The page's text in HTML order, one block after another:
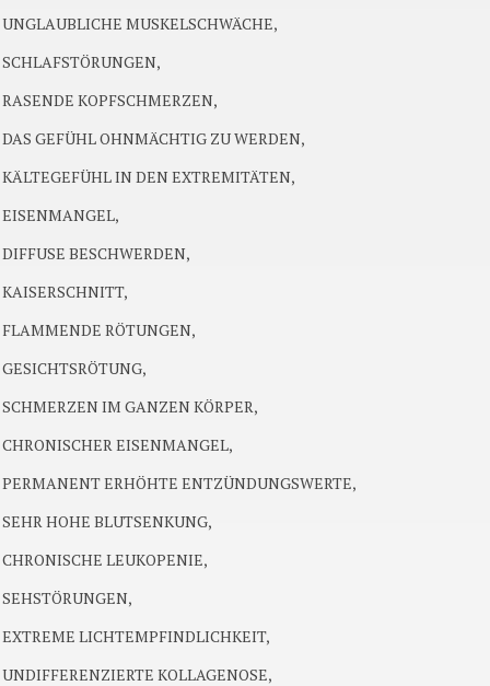
UNGLAUBLICHE MUSKELSCHWÄCHE,
SCHLAFSTÖRUNGEN,
RASENDE KOPFSCHMERZEN,
DAS GEFÜHL OHNMÄCHTIG ZU WERDEN,
KÄLTEGEFÜHL IN DEN EXTREMITÄTEN,
EISENMANGEL,
DIFFUSE BESCHWERDEN,
KAISERSCHNITT,
FLAMMENDE RÖTUNGEN,
GESICHTSRÖTUNG,
SCHMERZEN IM GANZEN KÖRPER,
CHRONISCHER EISENMANGEL,
PERMANENT ERHÖHTE ENTZÜNDUNGSWERTE,
SEHR HOHE BLUTSENKUNG,
CHRONISCHE LEUKOPENIE,
SEHSTÖRUNGEN,
EXTREME LICHTEMPFINDLICHKEIT,
UNDIFFERENZIERTE KOLLAGENOSE,